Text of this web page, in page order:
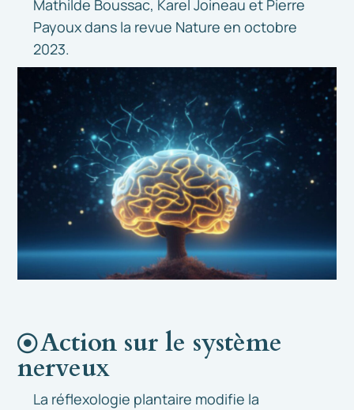
Mathilde Boussac, Karel Joineau et Pierre
Payoux dans la revue Nature en octobre
2023.
Action sur le système
nerveux
La réflexologie plantaire modifie la